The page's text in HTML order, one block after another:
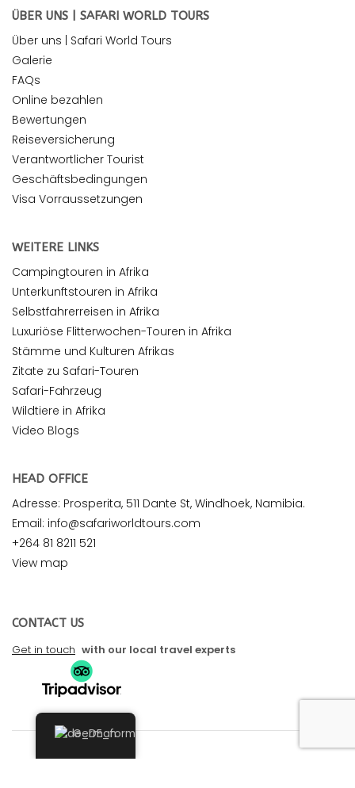
ÜBER UNS | SAFARI WORLD TOURS
Über uns | Safari World Tours
Galerie
FAQs
Online bezahlen
Bewertungen
Reiseversicherung
Verantwortlicher Tourist
Geschäftsbedingungen
Visa Vorraussetzungen
WEITERE LINKS
Campingtouren in Afrika
Unterkunftstouren in Afrika
Selbstfahrerreisen in Afrika
Luxuriöse Flitterwochen-Touren in Afrika
Stämme und Kulturen Afrikas
Zitate zu Safari-Touren
Safari-Fahrzeug
Wildtiere in Afrika
Video Blogs
HEAD OFFICE
Adresse: Prosperita, 511 Dante St, Windhoek, Namibia.
Email: info@safariworldtours.com
+264 81 8211 521
View map
CONTACT US
Get in touch with our local travel experts
German